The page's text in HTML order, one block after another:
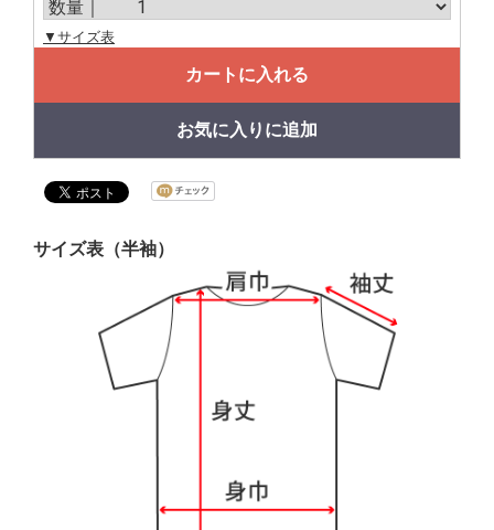
▼サイズ表
カートに入れる
お気に入りに追加
サイズ表（半袖）